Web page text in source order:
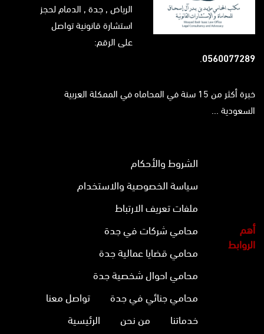
الرياض , جدة , الدماملحجز
استشارة قانونية تواصل
على الرقم:
0560077289
.
خبرة أكثر من 15 سنة في المحاماه في الممكلة العربية
السعودية ...
أهم
الروابط
الشروط والأحكام
سياسة الخصوصية والاستخدام
ملفات تعريف الارتباط
محامي شركات في جدة
محامي قضايا عمالية جدة
محامي احوال شخصية جدة
محامي جنائي في جدة
تواصل معنا
خدماتنا
من نحن الرئيسية